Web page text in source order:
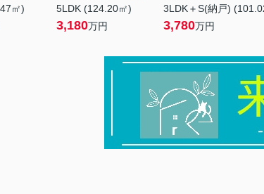
㎡)
5LDK (124.20㎡)
3,180万円
3LDK＋S(納戸)
3,780万円